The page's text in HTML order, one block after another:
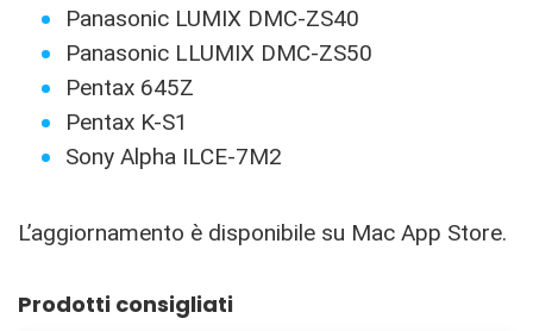
Panasonic LUMIX DMC-ZS40
Panasonic LLUMIX DMC-ZS50
Pentax 645Z
Pentax K-S1
Sony Alpha ILCE-7M2
L’aggiornamento è disponibile su Mac App Store.
Prodotti consigliati